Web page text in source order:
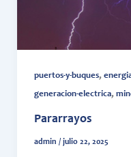
puertos-y-buques,
generacion-electrica,
Pararrayos
admin / julio 22, 2025